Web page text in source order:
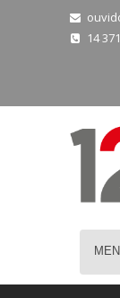
14